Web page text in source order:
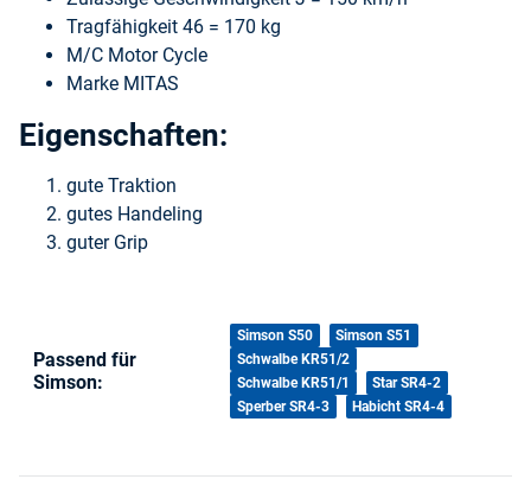
Tragfähigkeit 46 = 170 kg
M/C Motor Cycle
Marke MITAS
Eigenschaften:
gute Traktion
gutes Handeling
guter Grip
Passend für
Simson:
Simson S50
Simson S51
Schwalbe KR51/2
Schwalbe KR51/1
Star SR4-2
Sperber SR4-3
Habicht SR4-4